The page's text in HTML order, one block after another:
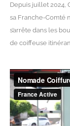
Depuis juillet 2024,
sa Franche-Comté
s’arrête dans les
de coiffeuse